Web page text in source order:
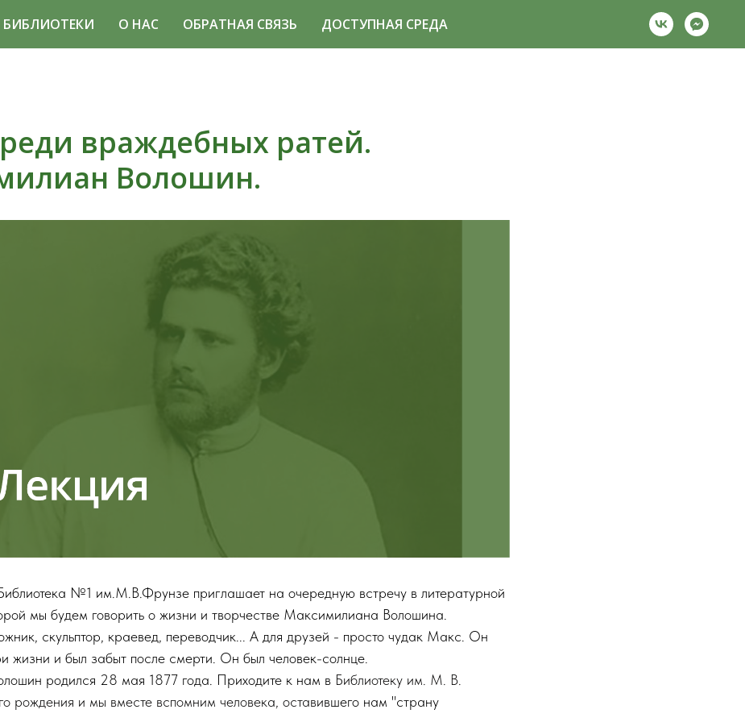
БИБЛИОТЕКИ О НАС ОБРАТНАЯ СВЯЗЬ ДОСТУПНАЯ СРЕДА
враждебных ратей.
Волошин.
№1 им.М.В.Фрунзе приглашает на очередную встречу в литературной
мы будем говорить о жизни и творчестве Максимилиана Волошина.
скульптор, краевед, переводчик... А для друзей - просто чудак Макс. Он
жизни и был забыт после смерти. Он был человек-солнце.
родился 28 мая 1877 года. Приходите к нам в Библиотеку им. М. В.
рождения и мы вместе вспомним человека, оставившего нам "страну